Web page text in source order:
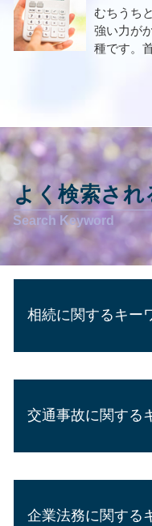
むちうち
強い力が
種です。
よく検索され
相続に関するキー
相続 遺言書
相続 順番
相続 両親死亡
相続 認知症
交通事故に関する
損害賠償請求
企業法務に関する